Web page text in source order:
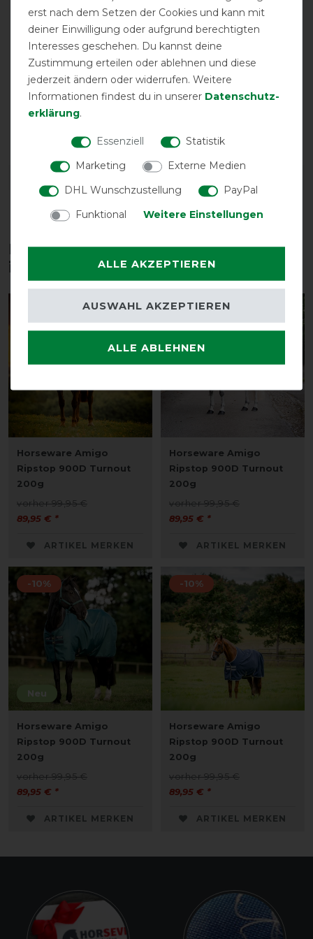
Diese Produkte könnten dich auch
interessieren
Horseware Amigo
Ripstop 900D Turnout
200g
vorher 99,95 €
89,95 € *
ARTIKEL MERKEN
-10%
Horseware Amigo
Ripstop 900D Turnout
200g
vorher 99,95 €
89,95 € *
ARTIKEL MERKEN
Neu
-10%
Horseware Amigo
Ripstop 900D Turnout
200g
vorher 99,95 €
89,95 € *
ARTIKEL MERKEN
-10%
Horseware Amigo
Ripstop 900D Turnout
200g
vorher 99,95 €
89,95 € *
ARTIKEL MERKEN
erst nach dem Setzen der Cookies und kann mit
deiner Einwilligung oder aufgrund berechtigten
Interesses geschehen. Du kannst deine
Zustimmung erteilen oder ablehnen und diese
jederzeit ändern oder widerrufen. Weitere
Informationen findest du in unserer Daten­schutz­
erklärung.
Essenziell
Statistik
Marketing
Externe Medien
DHL Wunschzustellung
PayPal
Funktional
Weitere Einstellungen
ALLE AKZEPTIEREN
ALLE ABLEHNEN
AUSWAHL AKZEPTIEREN